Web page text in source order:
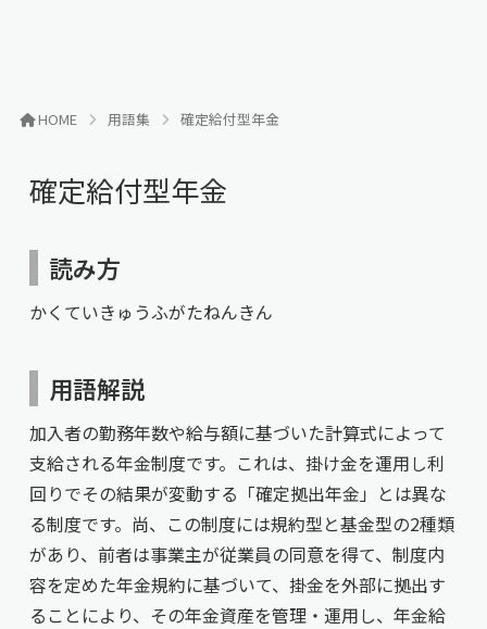
HOME 用語集 確定給付型年金
確定給付型年金
読み方
かくていきゅうふがたねんきん
用語解説
加入者の勤務年数や給与額に基づいた計算式によって
支給される年金制度です。これは、掛け金を運用し利
回りでその結果が変動する「確定拠出年金」とは異な
る制度です。尚、この制度には規約型と基金型の2種類
があり、前者は事業主が従業員の同意を得て、制度内
容を定めた年金規約に基づいて、掛金を外部に拠出す
ることにより、その年金資産を管理・運用し、年金給